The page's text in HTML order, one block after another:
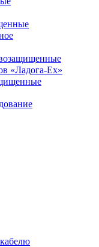
«Ладога-Ex»